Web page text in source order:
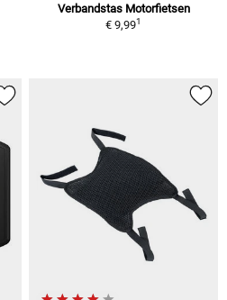
Verbandstas Motorfietsen
€ 9,991